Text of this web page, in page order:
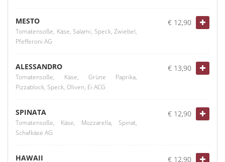
MESTO
Tomatensoße, Käse, Salami, Speck, Zwiebel,
Pfefferoni AG
€ 12,90
ALESSANDRO
Tomatensoße, Käse, Grüne Paprika,
Pizzablock, Speck, Oliven, Ei ACG
€ 13,90
SPINATA
Tomatensoße, Käse, Mozzarella, Spinat,
Schafkäse AG
€ 12,90
HAWAII € 12,90